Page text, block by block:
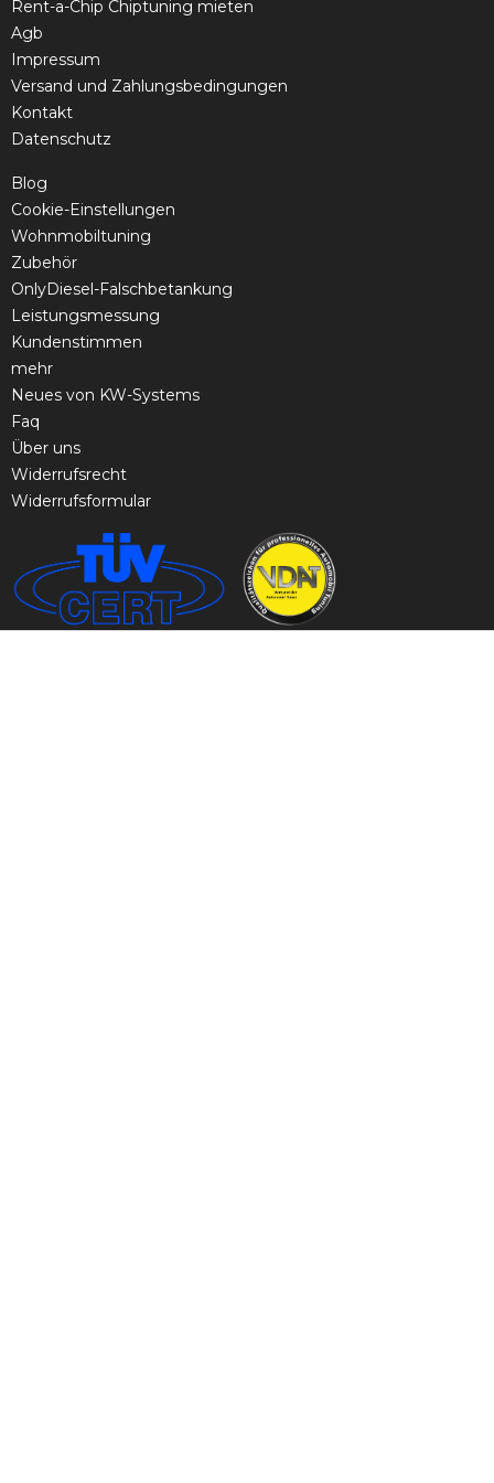
Rent-a-Chip Chiptuning mieten
Agb
Impressum
Versand und Zahlungsbedingungen
Kontakt
Datenschutz
Blog
Cookie-Einstellungen
Wohnmobiltuning
Zubehör
OnlyDiesel-Falschbetankung
Leistungsmessung
Kundenstimmen
mehr
Neues von KW-Systems
Faq
Über uns
Widerrufsrecht
Widerrufsformular